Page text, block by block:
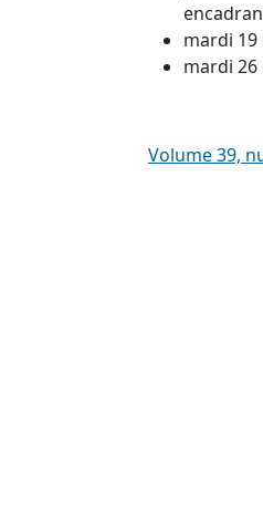
mardi 19
mardi 26
Volume 39,